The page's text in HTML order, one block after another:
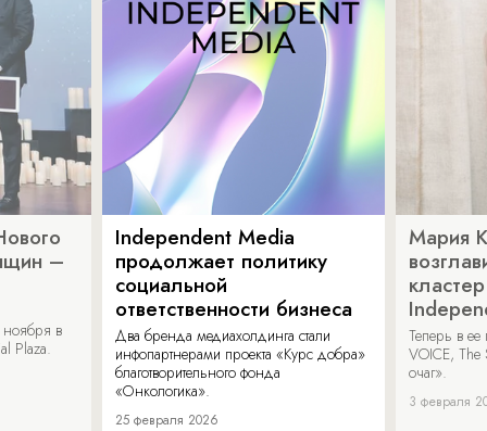
–
ноября в
Plaza.
Independent Media
продолжает политику
социальной
ответственности бизнеса
Два бренда медиахолдинга стали
инфопартнерами проекта «Курс добра»
благотворительного фонда
«Онкологика».
25 февраля 2026
Мария
Теперь в
VOICE,
очаг».
3 февраля